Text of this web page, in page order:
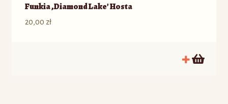
Funkia ‚Diamond Lake’ Hosta
20,00 zł